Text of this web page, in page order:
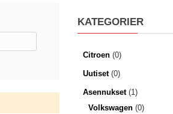
KATEGORIER
Citroen(0)
Uutiset(0)
Asennukset(1)
Volkswagen(0)